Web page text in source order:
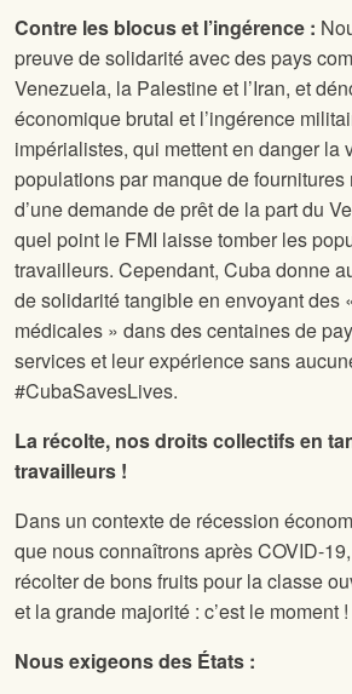
Contre les blocus et l’ingérence :
preuve de solidarité avec des pays
Venezuela, la Palestine et l’Iran, et
économique brutal et l’ingérence
impérialistes, qui mettent en danger la
populations par manque de
d’une demande de prêt de la part du
quel point le FMI laisse tomber les
travailleurs. Cependant, Cuba donne
de solidarité tangible en envoyant des
médicales » dans des centaines de
services et leur expérience sans
#CubaSavesLives.
La récolte, nos droits collectifs en
travailleurs !
Dans un contexte de récession
que nous connaîtrons après COVID-
récolter de bons fruits pour la classe
et la grande majorité : c’est le moment !
Nous exigeons des États :